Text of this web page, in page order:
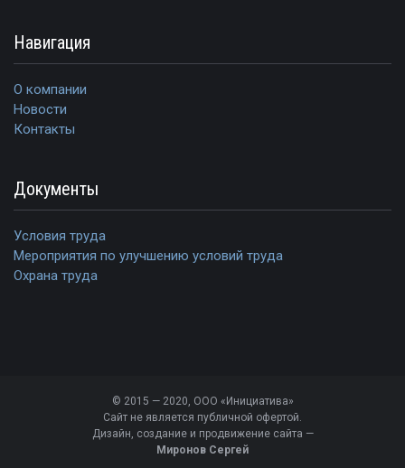
Навигация
О компании
Новости
Контакты
Документы
Условия труда
Мероприятия по улучшению условий труда
Охрана труда
© 2015 — 2020, ООО «Инициатива»
Сайт не является публичной офертой.
Дизайн, создание и продвижение сайта —
Миронов Сергей